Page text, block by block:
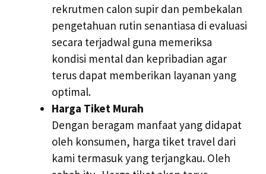
rekrutmen calon supir dan pembekalan
pengetahuan rutin senantiasa di evaluasi
secara terjadwal guna memeriksa
kondisi mental dan kepribadian agar
terus dapat memberikan layanan yang
optimal.
Harga Tiket Murah
Dengan beragam manfaat yang didapat
oleh konsumen, harga tiket travel dari
kami termasuk yang terjangkau. Oleh